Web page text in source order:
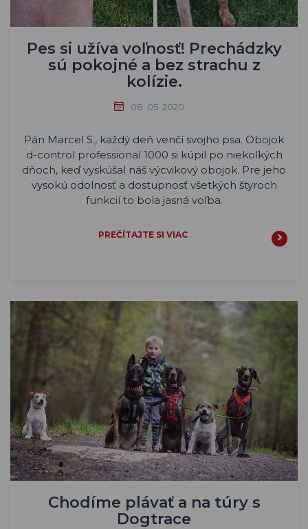
Pes si užíva voľnosť! Prechádzky
sú pokojné a bez strachu z
kolízie.
08. 05. 2020
Pán Marcel S., každý deň venčí svojho psa. Obojok
d-control professional 1000 si kúpil po niekoľkých
dňoch, keď vyskúšal náš výcvikový obojok. Pre jeho
vysokú odolnosť a dostupnosť všetkých štyroch
funkcií to bola jasná voľba.
PREČÍTAJTE SI VIAC
Chodíme plávať a na túry s
Dogtrace